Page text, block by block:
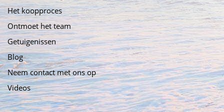
Het koopproces
Ontmoet het team
Getuigenissen
Blog
Neem contact met ons op
Videos